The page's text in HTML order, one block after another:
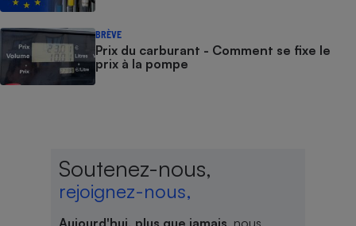
BRÈVE
Prix du carburant - Comment se fixe le
prix à la pompe
Soutenez-nous,
rejoignez-nous,